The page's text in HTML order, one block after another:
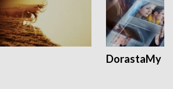
DorastaMy